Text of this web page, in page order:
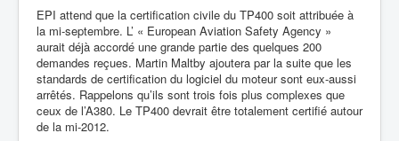
EPI attend que la certification civile du TP400 soit attribuée à
la mi-septembre. L’ « European Aviation Safety Agency »
aurait déjà accordé une grande partie des quelques 200
demandes reçues. Martin Maltby ajoutera par la suite que les
standards de certification du logiciel du moteur sont eux-aussi
arrêtés. Rappelons qu’ils sont trois fois plus complexes que
ceux de l’A380. Le TP400 devrait être totalement certifié autour
de la mi-2012.